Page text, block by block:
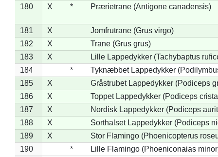
180
X * Prærietrane (Antigone canadensis)
181 X
Jomfrutrane (Grus virgo)
182
X
Trane (Grus grus)
183
X
Lille Lappedykker (Tachybaptus
184
*
Tyknæbbet Lappedykker
185
X
Gråstrubet Lappedykker (Podiceps
186
X
Toppet Lappedykker (Podiceps
187
X
Nordisk Lappedykker (Podiceps
188
X
Sorthalset Lappedykker (Podiceps
189
X
Stor Flamingo (Phoenicopterus
190
*
Lille Flamingo (Phoeniconaias